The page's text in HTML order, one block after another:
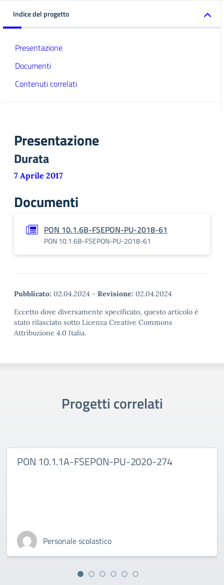
Indice del progetto
Presentazione
Documenti
Contenuti correlati
Presentazione
Durata
7 Aprile 2017
Documenti
PON 10.1.6B-FSEPON-PU-2018-61
PON 10.1.6B-FSEPON-PU-2018-61
Pubblicato: 02.04.2024 - Revisione: 02.04.2024
Eccetto dove diversamente specificato, questo articolo è
stato rilasciato sotto Licenza Creative Commons
Attribuzione 4.0 Italia.
Progetti correlati
PON 10.1.1A-FSEPON-PU-2020-274
Personale scolastico